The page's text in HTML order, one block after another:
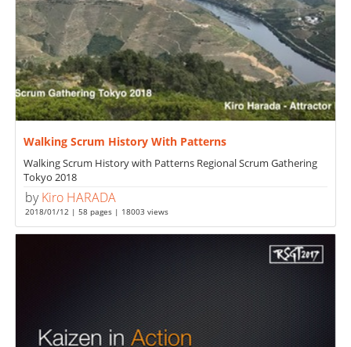
Walking Scrum History With Patterns
Walking Scrum History with Patterns Regional Scrum Gathering
Tokyo 2018
byKiro HARADA
2018/01/12 | 58 pages | 18003 views